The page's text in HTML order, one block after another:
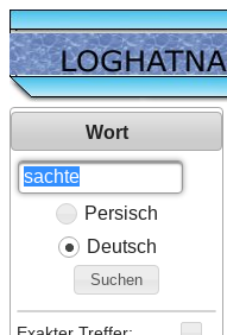
Wort
Persisch
Deutsch
Suchen